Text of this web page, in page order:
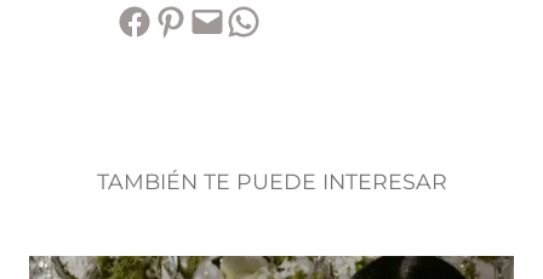
Compartir en Facebook Compartir en Pinterest Envía esta página por correo electrónico Compartir en WhatsApp
TAMBIÉN TE PUEDE INTERESAR